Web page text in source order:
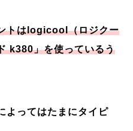
トはlogicool（ロジクー
k380」を使っているう
よってはたまにタイピ